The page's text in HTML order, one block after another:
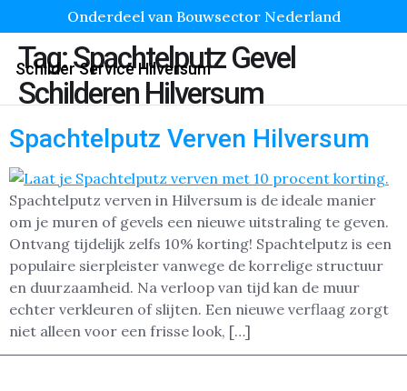
Onderdeel van Bouwsector Nederland
Schilder Service Hilversum
Tag:Spachtelputz Gevel
Schilderen Hilversum
Spachtelputz Verven Hilversum
Spachtelputz verven in Hilversum is de ideale manier
om je muren of gevels een nieuwe uitstraling te geven.
Ontvang tijdelijk zelfs 10% korting! Spachtelputz is een
populaire sierpleister vanwege de korrelige structuur
en duurzaamheid. Na verloop van tijd kan de muur
echter verkleuren of slijten. Een nieuwe verflaag zorgt
niet alleen voor een frisse look, […]